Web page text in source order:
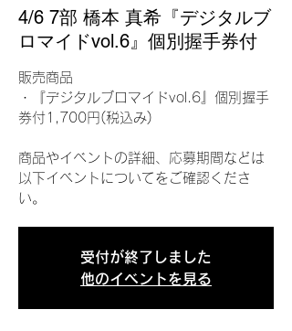
4/6 7部 橋本 真希『デジタルブ
ロマイドvol.6』個別握手券付
販売商品
・『デジタルブロマイドvol.6』個別握手
券付1,700円(税込み)
商品やイベントの詳細、応募期間などは
以下イベントについてをご確認くださ
い。
受付が終了しました
他のイベントを見る